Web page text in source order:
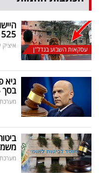
עסקאות השבוע בנדל"ן
525 אלף שקל
איציק
גיא
בסך 5 מיליון שקל
מערכת ice
מערכת ice